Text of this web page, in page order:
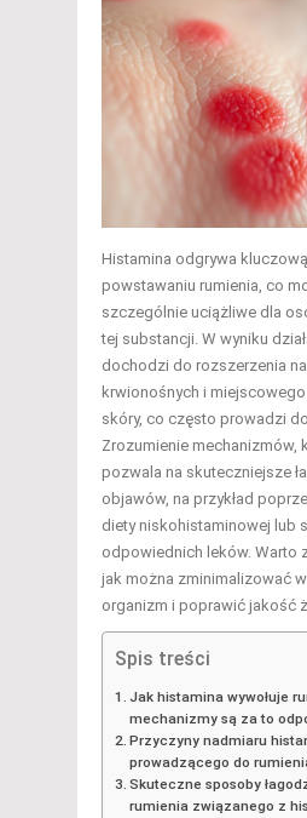
Histamina odgrywa
powstawaniu rumienia, co
szczególnie uciążliwe dla
tej substancji. W wyniku
dochodzi do rozszerzenia
krwionośnych i
skóry, co często prowadzi
Zrozumienie mechanizmów,
pozwala na skuteczniejsze
objawów, na przykład
diety niskohistaminowej lub
odpowiednich leków. Warto
jak można zminimalizować
organizm i poprawić jakość
Spis treści
Jak histamina wywołuje
mechanizmy są za to
Przyczyny nadmiaru
prowadzącego do
Skuteczne sposoby
rumienia związanego z